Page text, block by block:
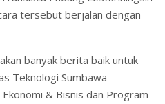
tersebut berjalan dengan
banyak berita baik untuk
Teknologi Sumbawa
& Bisnis dan Program